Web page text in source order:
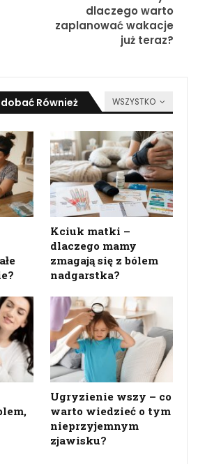
dlaczego warto
zaplanować wakacje
już teraz?
WSZYSTKO
Również
Kciuk matki –
dlaczego mamy
zmagają się z bólem
nadgarstka?
Ugryzienie wszy – co
warto wiedzieć o tym
nieprzyjemnym
zjawisku?